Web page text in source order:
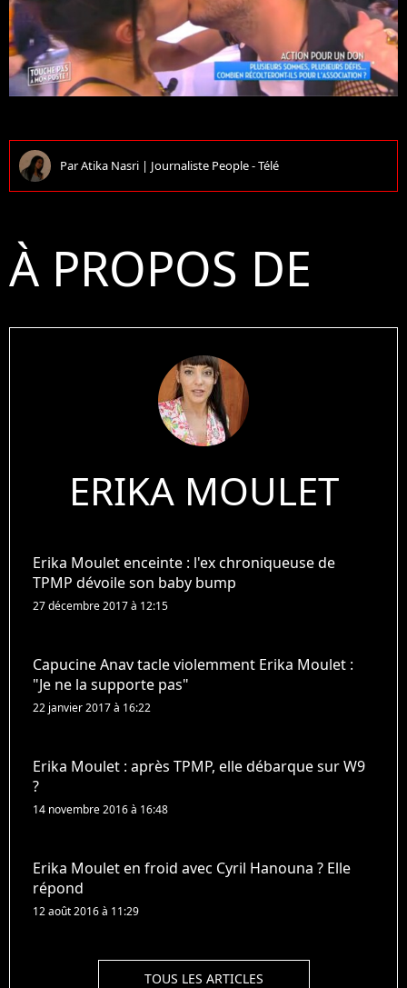
ParAtika Nasri | Journaliste People - Télé
À PROPOS DE
ERIKA MOULET
Erika Moulet enceinte : l'ex chroniqueuse de
TPMP dévoile son baby bump
27 décembre 2017 à 12:15
Capucine Anav tacle violemment Erika Moulet :
"Je ne la supporte pas"
22 janvier 2017 à 16:22
Erika Moulet : après TPMP, elle débarque sur W9
?
14 novembre 2016 à 16:48
Erika Moulet en froid avec Cyril Hanouna ? Elle
répond
12 août 2016 à 11:29
TOUS LES ARTICLES